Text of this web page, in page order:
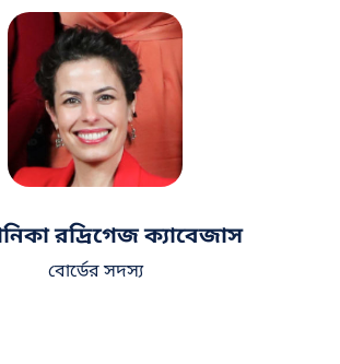
রদ্রিগেজ ক্যাবেজাস
বোর্ডের সদস্য